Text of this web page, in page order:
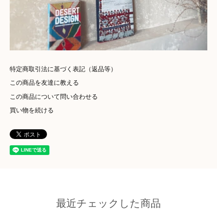
特定商取引法に基づく表記（返品等）
この商品を友達に教える
この商品について問い合わせる
買い物を続ける
最近チェックした商品